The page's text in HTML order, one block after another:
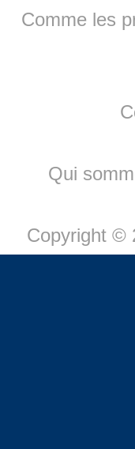
Comme les
Qui
Copyright ©